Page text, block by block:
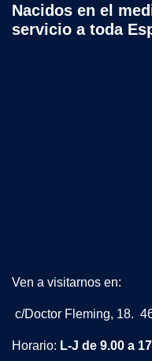
Nacidos en el
servicio a toda
Ven a visitarnos en:
c/Doctor Fleming, 18.
Horario: L-J de 9.00 a